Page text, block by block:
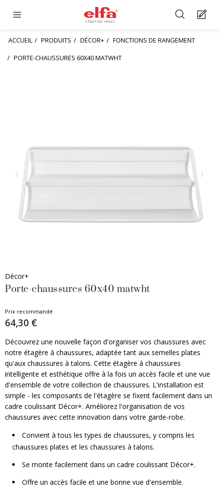
ACCUEIL PRODUITS DÉCOR+
FONCTIONS DE RANGEMENT
PORTE-CHAUSSURES 60X40 MATWHT
Décor+
Porte-chaussures 60x40 matwht
Prix recommandé
64,30 €
Découvrez une nouvelle façon d'organiser vos chaussures avec
notre étagère à chaussures, adaptée tant aux semelles plates
qu'aux chaussures à talons. Cette étagère à chaussures
intelligente et esthétique offre à la fois un accès facile et une vue
d'ensemble de votre collection de chaussures. L'installation est
simple - les composants de l'étagère se fixent facilement dans un
cadre coulissant Décor+. Améliorez l'organisation de vos
chaussures avec cette innovation dans votre garde-robe.
Convient à tous les types de chaussures, y compris les
chaussures plates et les chaussures à talons.
Se monte facilement dans un cadre coulissant Décor+.
Offre un accès facile et une bonne vue d'ensemble.